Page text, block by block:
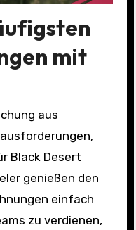
mit
aus
Black Desert
genießen den
einfach
zu verdienen,